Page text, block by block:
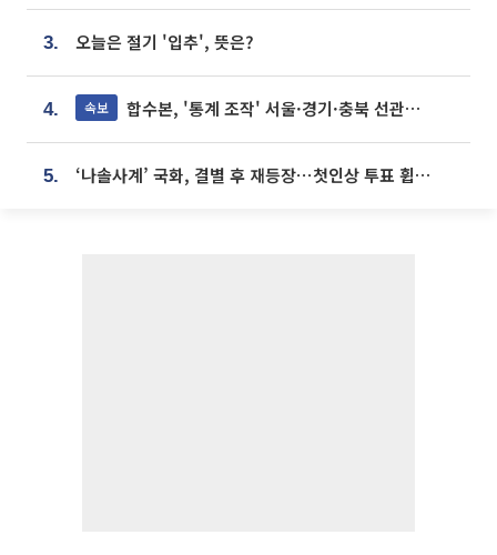
3. 오늘은 절기 '입추', 뜻은?
4. 속보 합수본, '통계 조작' 서울·경기·충북 선관위 등 추가 압수수색
5. ‘나솔사계’ 국화, 결별 후 재등장⋯첫인상 투표 휩쓸고 ‘인기녀’ 등극